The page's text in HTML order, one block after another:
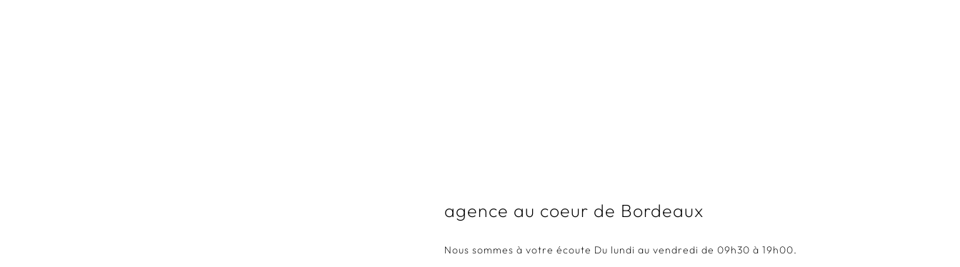
agence au coeur de Bordeaux
Nous sommes à votre écoute Du lundi au vendredi de 09h30 à 19h00.